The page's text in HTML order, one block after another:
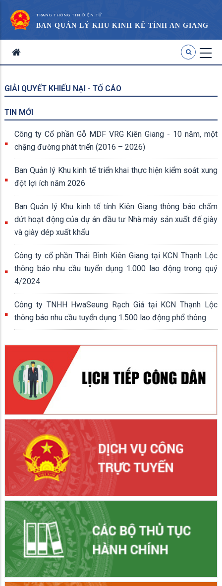
TRANG THÔNG TIN ĐIỆN TỬ
BAN QUẢN LÝ KHU KINH KẾ TỈNH AN GIANG
GIẢI QUYẾT KHIẾU NẠI - TỐ CÁO
TIN MỚI
Công ty Cổ phần Gỗ MDF VRG Kiên Giang - 10 năm, một
chặng đường phát triển (2016 – 2026)
Ban Quản lý Khu kinh tế triển khai thực hiện kiểm soát xung
đột lợi ích năm 2026
Ban Quản lý Khu kinh tế tỉnh Kiên Giang thông báo chấm
dứt hoạt động của dự án đầu tư Nhà máy sản xuất đế giày
và giày dép xuất khẩu
Công ty cổ phần Thái Bình Kiên Giang tại KCN Thạnh Lộc
thông báo nhu cầu tuyển dụng 1.000 lao động trong quý
4/2024
Công ty TNHH HwaSeung Rạch Giá tại KCN Thạnh Lộc
thông báo nhu cầu tuyển dụng 1.500 lao động phổ thông